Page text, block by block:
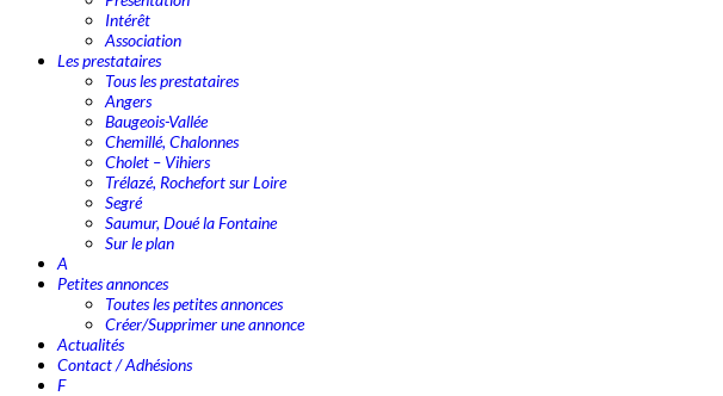
Intérêt
Association
Les prestataires
Tous les prestataires
Angers
Baugeois-Vallée
Chemillé, Chalonnes
Cholet – Vihiers
Trélazé, Rochefort sur Loire
Segré
Saumur, Doué la Fontaine
Sur le plan
A
Petites annonces
Toutes les petites annonces
Créer/Supprimer une annonce
Actualités
Contact / Adhésions
F